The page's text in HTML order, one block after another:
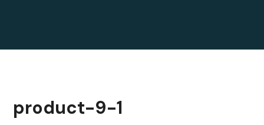
product-9-1